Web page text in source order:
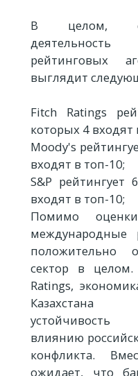
В целом,
рейтинговых
выглядит
Fitch Ratings
которых 4 входят
Moody's
входят в топ-10;
S&P
входят в топ-10;
Помимо
международные
положительно
сектор в
Ratings,
Казахстана
влиянию
конфликта.
ожидает, что